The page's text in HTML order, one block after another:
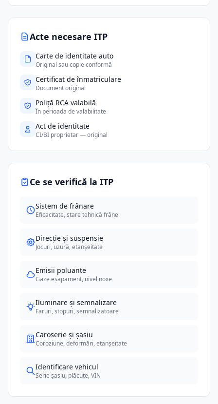
Acte necesare ITP
Carte de identitate auto
Original sau copie conformă
Certificat de înmatriculare
Document original
Poliță RCA valabilă
În perioada de valabilitate
Act de identitate
CI/BI proprietar — original
Ce se verifică la ITP
Sistem de frânare
Eficacitate, stare tehnică frâne
Direcție și suspensie
Jocuri, uzură, etanșeitate
Emisii poluante
Gaze eșapament, nivel noxe
Iluminare și semnalizare
Faruri, stopuri, semnalizatoare
Caroserie și șasiu
Coroziune, deformări, etanșeitate
Identificare vehicul
Serie șasiu, plăcuțe, VIN